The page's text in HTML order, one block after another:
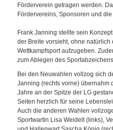
Förderverein getragen werden.
Fördervereins, Sponsoren und
Frank Janning stellte sein
der Breite vorsieht, ohne
Wettkampfsport aufzugeben.
zum Ablegen des
Bei den Neuwahlen vollzog sich
Janning (rechts vorne) übernahm
Jahre an der Spitze der LG
Seiten herzlich für seine
Auch die anderen Wahlen
Sportwartin Lisa Weidelt (links),